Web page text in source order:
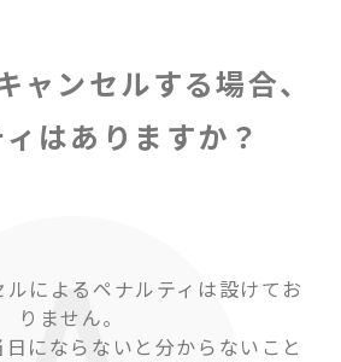
ャンセルする場合、
はありますか？
によるペナルティは設けてお
りません。
にならないと分からないこと